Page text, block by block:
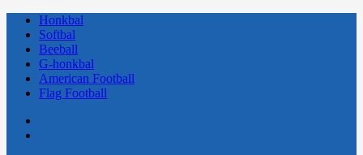
Honkbal
Softbal
Beeball
G-honkbal
American Football
Flag Football